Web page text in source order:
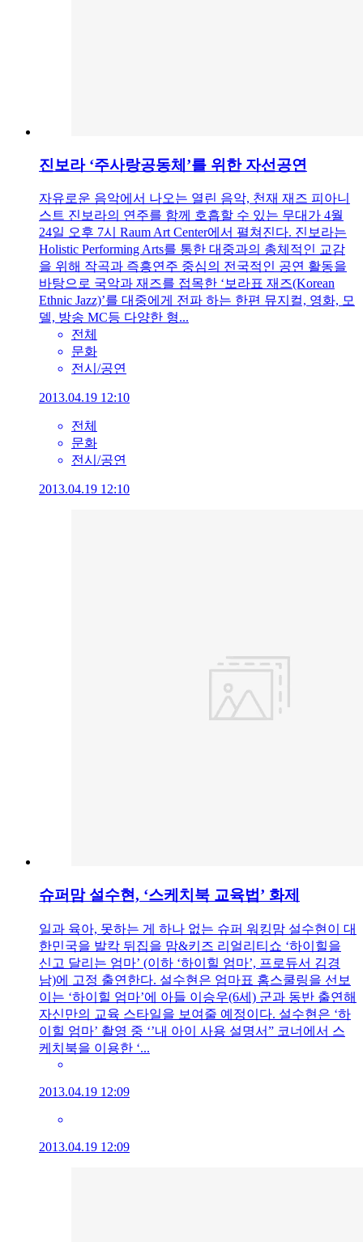
진보라 ‘주사랑공동체’를 위한 자선공연
자유로운 음악에서 나오는 열린 음악, 천재 재즈 피아니
스트 진보라의 연주를 함께 호흡할 수 있는 무대가 4월
24일 오후 7시 Raum Art Center에서 펼쳐진다. 진보라는
Holistic Performing Arts를 통한 대중과의 총체적인 교감
을 위해 작곡과 즉흥연주 중심의 전국적인 공연 활동을
바탕으로 국악과 재즈를 접목한 ‘보라표 재즈(Korean
Ethnic Jazz)’를 대중에게 전파 하는 한편 뮤지컬, 영화, 모
델, 방송 MC등 다양한 형...
전체
문화
전시/공연
2013.04.19 12:10
전체
문화
전시/공연
2013.04.19 12:10
슈퍼맘 설수현, ‘스케치북 교육법’ 화제
일과 육아, 못하는 게 하나 없는 슈퍼 워킹맘 설수현이 대
한민국을 발칵 뒤집을 맘&키즈 리얼리티쇼 ‘하이힐을
신고 달리는 엄마’ (이하 ‘하이힐 엄마’, 프로듀서 김경
남)에 고정 출연한다. 설수현은 엄마표 홈스쿨링을 선보
이는 ‘하이힐 엄마’에 아들 이승우(6세) 군과 동반 출연해
자신만의 교육 스타일을 보여줄 예정이다. 설수현은 ‘하
이힐 엄마’ 촬영 중 ‘’내 아이 사용 설명서” 코너에서 스
케치북을 이용한 ‘...
2013.04.19 12:09
2013.04.19 12:09